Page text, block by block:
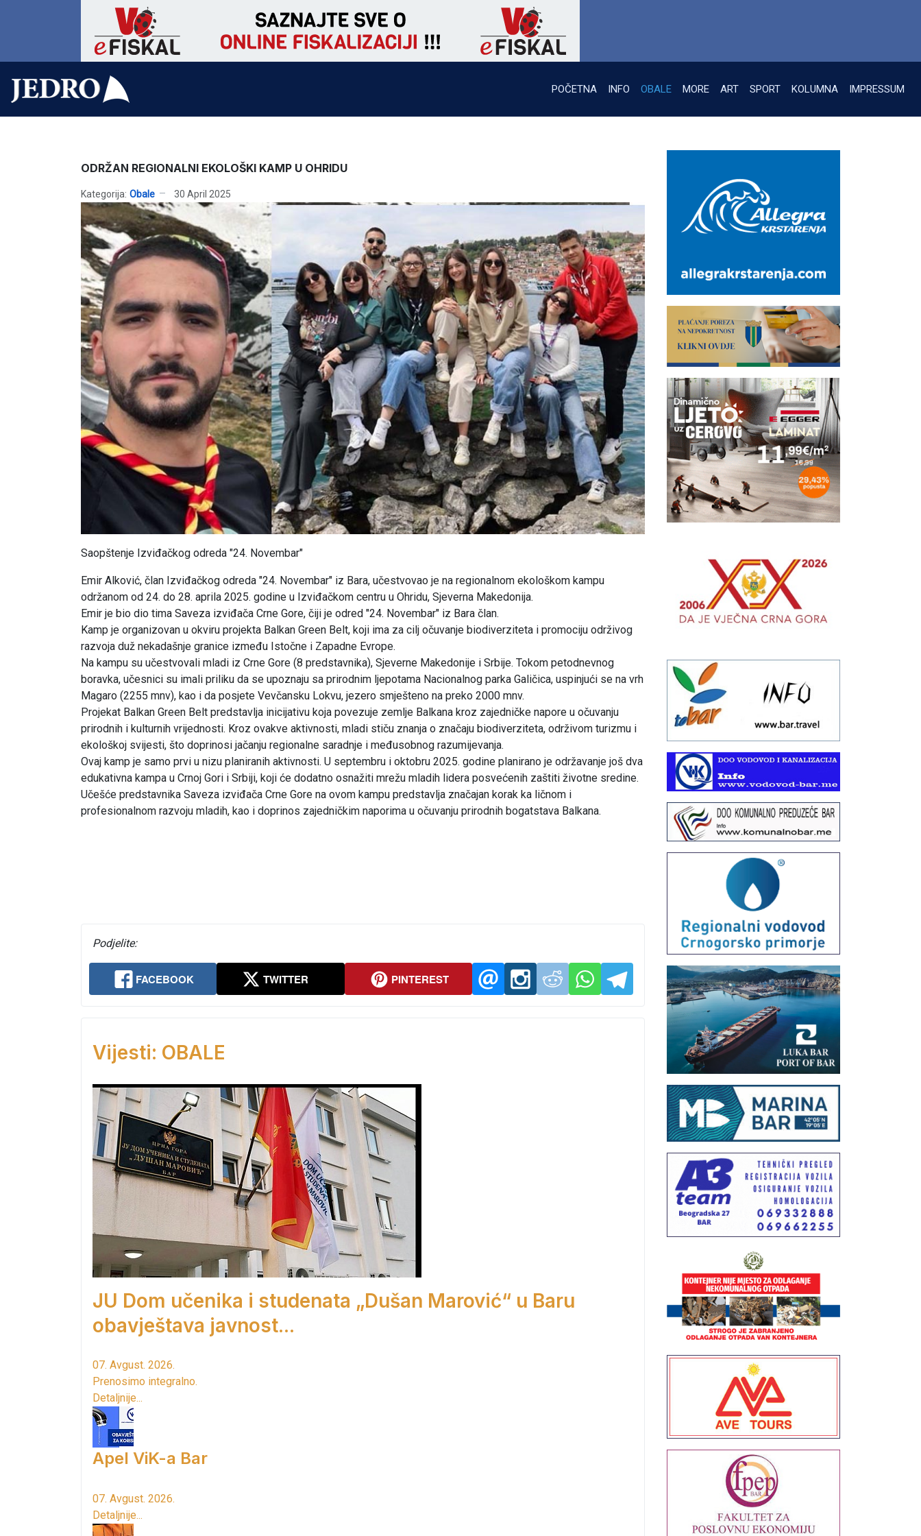
POČETNA INFO OBALE MORE ART SPORT KOLUMNA IMPRESSUM
ODRŽAN REGIONALNI EKOLOŠKI KAMP U OHRIDU
Kategorija: Obale 30 April 2025
Saopštenje Izviđačkog odreda "24. Novembar"
Emir Alković, član Izviđačkog odreda "24. Novembar" iz Bara, učestvovao je na regionalnom ekološkom kampu
održanom od 24. do 28. aprila 2025. godine u Izviđačkom centru u Ohridu, Sjeverna Makedonija.
Emir je bio dio tima Saveza izviđača Crne Gore, čiji je odred "24. Novembar" iz Bara član.
Kamp je organizovan u okviru projekta Balkan Green Belt, koji ima za cilj očuvanje biodiverziteta i promociju održivog
razvoja duž nekadašnje granice između Istočne i Zapadne Evrope.
Na kampu su učestvovali mladi iz Crne Gore (8 predstavnika), Sjeverne Makedonije i Srbije. Tokom petodnevnog
boravka, učesnici su imali priliku da se upoznaju sa prirodnim ljepotama Nacionalnog parka Galičica, uspinjući se na vrh
Magaro (2255 mnv), kao i da posjete Vevčansku Lokvu, jezero smješteno na preko 2000 mnv.
Projekat Balkan Green Belt predstavlja inicijativu koja povezuje zemlje Balkana kroz zajedničke napore u očuvanju
prirodnih i kulturnih vrijednosti. Kroz ovakve aktivnosti, mladi stiču znanja o značaju biodiverziteta, održivom turizmu i
ekološkoj svijesti, što doprinosi jačanju regionalne saradnje i međusobnog razumijevanja.
Ovaj kamp je samo prvi u nizu planiranih aktivnosti. U septembru i oktobru 2025. godine planirano je održavanje još dva
edukativna kampa u Crnoj Gori i Srbiji, koji će dodatno osnažiti mrežu mladih lidera posvećenih zaštiti životne sredine.
Učešće predstavnika Saveza izviđača Crne Gore na ovom kampu predstavlja značajan korak ka ličnom i
profesionalnom razvoju mladih, kao i doprinos zajedničkim naporima u očuvanju prirodnih bogatstava Balkana.
Podjelite:
FACEBOOK TWITTER PINTEREST
Vijesti: OBALE
JU Dom učenika i studenata „Dušan Marović“ u Baru
obavještava javnost...
07. Avgust. 2026.
Prenosimo integralno.
Detaljnije...
Apel ViK-a Bar
07. Avgust. 2026.
Detaljnije...